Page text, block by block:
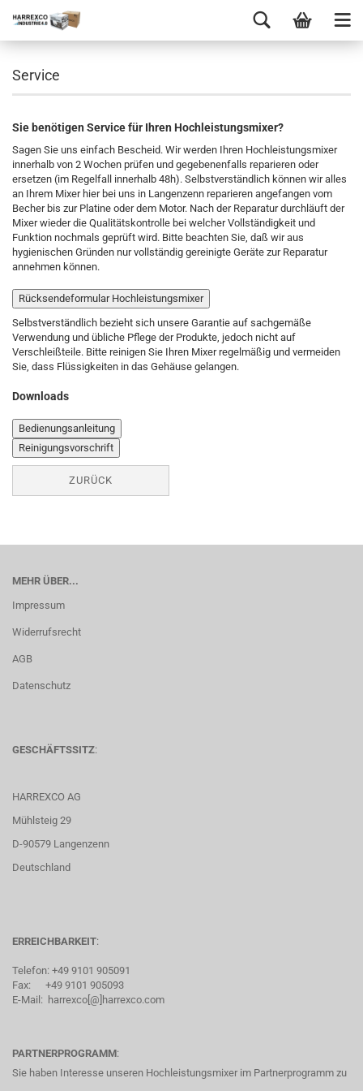
Service
Sie benötigen Service für Ihren Hochleistungsmixer?
Sagen Sie uns einfach Bescheid. Wir werden Ihren Hochleistungsmixer
innerhalb von 2 Wochen prüfen und gegebenenfalls reparieren oder
ersetzen (im Regelfall innerhalb 48h). Selbstverständlich können wir alles
an Ihrem Mixer hier bei uns in Langenzenn reparieren angefangen vom
Becher bis zur Platine oder dem Motor. Nach der Reparatur durchläuft der
Mixer wieder die Qualitätskontrolle bei welcher Vollständigkeit und
Funktion nochmals geprüft wird. Bitte beachten Sie, daß wir aus
hygienischen Gründen nur vollständig gereinigte Geräte zur Reparatur
annehmen können.
Rücksendeformular Hochleistungsmixer
Selbstverständlich bezieht sich unsere Garantie auf sachgemäße
Verwendung und übliche Pflege der Produkte, jedoch nicht auf
Verschleißteile. Bitte reinigen Sie Ihren Mixer regelmäßig und vermeiden
Sie, dass Flüssigkeiten in das Gehäuse gelangen.
Downloads
Bedienungsanleitung
Reinigungsvorschrift
ZURÜCK
MEHR ÜBER...
Impressum
Widerrufsrecht
AGB
Datenschutz
GESCHÄFTSSITZ:
HARREXCO AG
Mühlsteig 29
D-90579 Langenzenn
Deutschland
ERREICHBARKEIT:
Telefon: +49 9101 905091
Fax: +49 9101 905093
E-Mail: harrexco[@]harrexco.com
PARTNERPROGRAMM:
Sie haben Interesse unseren Hochleistungsmixer im Partnerprogramm zu